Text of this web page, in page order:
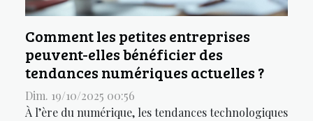
Comment les petites entreprises
peuvent-elles bénéficier des
tendances numériques actuelles ?
Dim. 19/10/2025 00:56
À l’ère du numérique, les tendances technologiques